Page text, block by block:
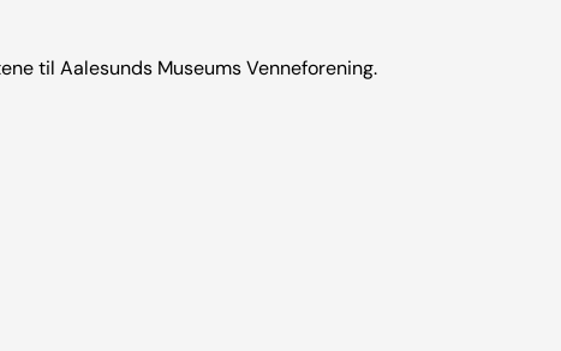
til Aalesunds Museums Venneforening.